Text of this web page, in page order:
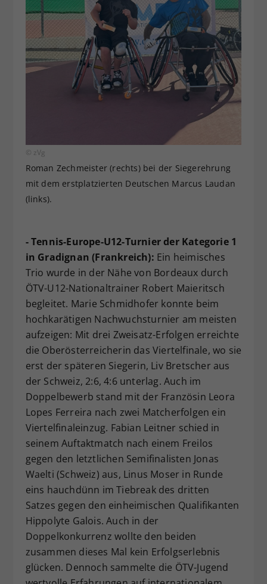
© zVg
Roman Zechmeister (rechts) bei der Siegerehrung
mit dem erstplatzierten Deutschen Marcus Laudan
(links).
- Tennis-Europe-U12-Turnier der Kategorie 1
in Gradignan (Frankreich): Ein heimisches
Trio wurde in der Nähe von Bordeaux durch
ÖTV-U12-Nationaltrainer Robert Maieritsch
begleitet. Marie Schmidhofer konnte beim
hochkarätigen Nachwuchsturnier am meisten
aufzeigen: Mit drei Zweisatz-Erfolgen erreichte
die Oberösterreicherin das Viertelfinale, wo sie
erst der späteren Siegerin, Liv Bretscher aus
der Schweiz, 2:6, 4:6 unterlag. Auch im
Doppelbewerb stand mit der Französin Leora
Lopes Ferreira nach zwei Matcherfolgen ein
Viertelfinaleinzug. Fabian Leitner schied in
seinem Auftaktmatch nach einem Freilos
gegen den letztlichen Semifinalisten Jonas
Waelti (Schweiz) aus, Linus Moser in Runde
eins hauchdünn im Tiebreak des dritten
Satzes gegen den einheimischen Qualifikanten
Hippolyte Galois. Auch in der
Doppelkonkurrenz wollte den beiden
zusammen dieses Mal kein Erfolgserlebnis
glücken. Dennoch sammelte die ÖTV-Jugend